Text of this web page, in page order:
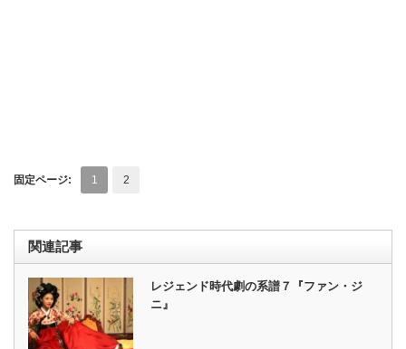
固定ページ: 1 2
関連記事
レジェンド時代劇の系譜７『ファン・ジ
ニ』